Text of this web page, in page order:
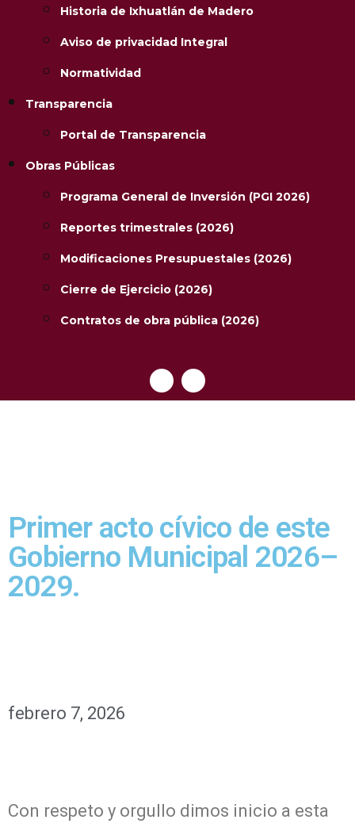
Historia de Ixhuatlán de Madero
Aviso de privacidad Integral
Normatividad
Transparencia
Portal de Transparencia
Obras Públicas
Programa General de Inversión (PGI 2026)
Reportes trimestrales (2026)
Modificaciones Presupuestales (2026)
Cierre de Ejercicio (2026)
Contratos de obra pública (2026)
Primer acto cívico de este
Gobierno Municipal 2026–
2029.
febrero 7, 2026
Con respeto y orgullo dimos inicio a esta